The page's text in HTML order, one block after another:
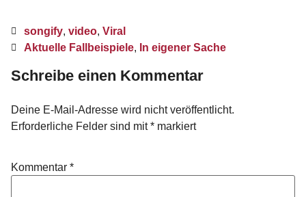
songify, video, Viral
Aktuelle Fallbeispiele, In eigener Sache
Schreibe einen Kommentar
Deine E-Mail-Adresse wird nicht veröffentlicht.
Erforderliche Felder sind mit* markiert
Kommentar *